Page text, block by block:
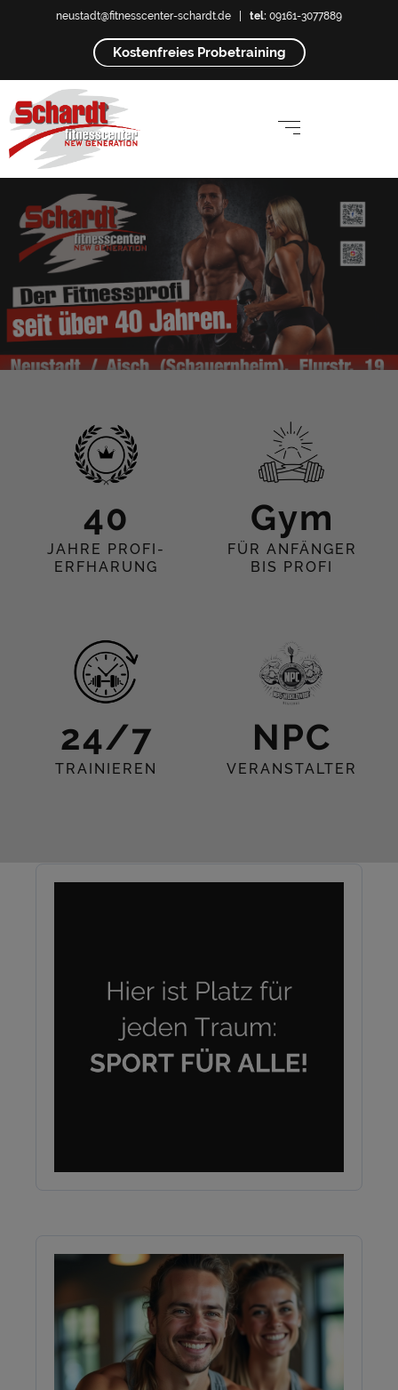
neustadt@fitnesscenter-schardt.de tel: 09161-3077889
Kostenfreies Probetraining
40
JAHRE PROFI-
ERFHARUNG
Gym
FÜR ANFÄNGER
BIS PROFI
24/7
TRAINIEREN
NPC
VERANSTALTER